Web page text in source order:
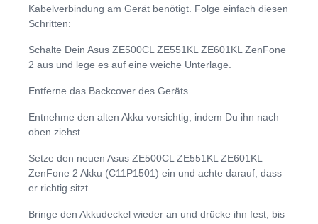
Kabelverbindung am Gerät benötigt. Folge einfach diesen
Schritten:
Schalte Dein Asus ZE500CL ZE551KL ZE601KL ZenFone
2 aus und lege es auf eine weiche Unterlage.
Entferne das Backcover des Geräts.
Entnehme den alten Akku vorsichtig, indem Du ihn nach
oben ziehst.
Setze den neuen Asus ZE500CL ZE551KL ZE601KL
ZenFone 2 Akku (C11P1501) ein und achte darauf, dass
er richtig sitzt.
Bringe den Akkudeckel wieder an und drücke ihn fest, bis